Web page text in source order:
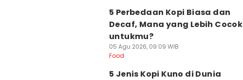
5 Perbedaan Kopi Biasa dan
Decaf, Mana yang Lebih Cocok
untukmu?
05 Agu 2026, 09:09 WIB
Food
5 Jenis Kopi Kuno di Dunia